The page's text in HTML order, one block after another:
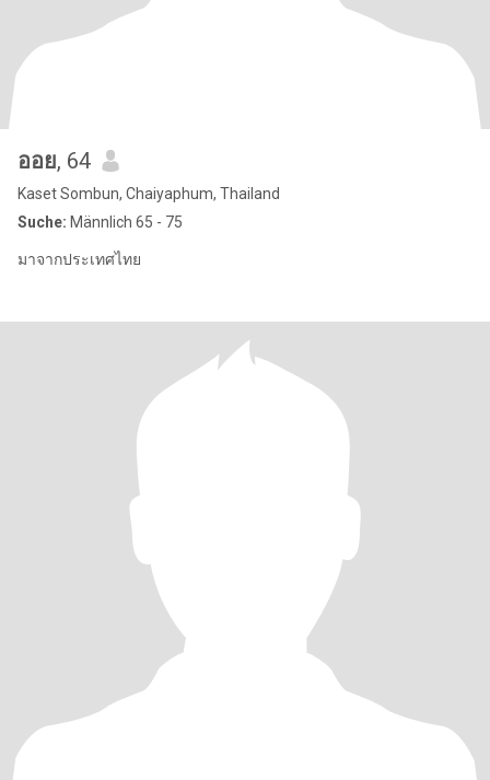
ออย, 64
Kaset Sombun, Chaiyaphum, Thailand
Suche: Männlich 65 - 75
มาจากประเทศไทย